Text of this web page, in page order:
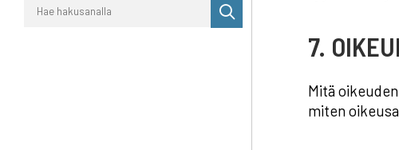
haku
7.
Mitä
miten